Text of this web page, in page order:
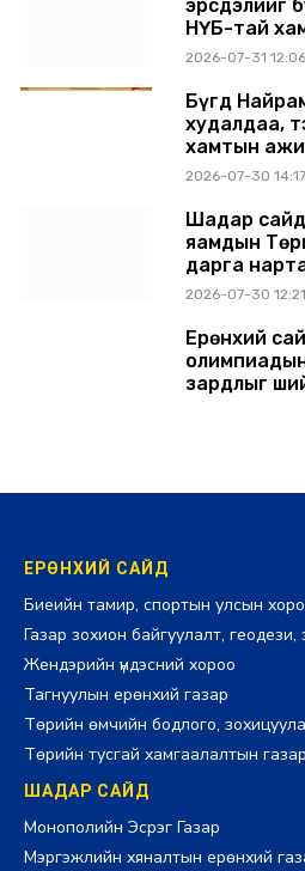
эрсдэлийг
НҮБ-тай
2026-07-31
Бүгд
худалдаа,
хамтын
2026-07-30
Шадар
яамдын
дарга
хуралдлаа
2026-07-30
Ерөнхий
зардлыг
ЕРӨНХИЙ САЙД
Биеийн тамир, спортын улсын
Газар зохион байгуулалт, геодези,
Жендэрийн үндэсний хороо
Тагнуулын ерөнхий газар
Төрийн өмчийн бодлого,
Төрийн тусгай хамгаалалтын газар
ШАДАР САЙД
Монополийн Эсрэг Газар
Мэргэжлийн хяналтын ерөнхий